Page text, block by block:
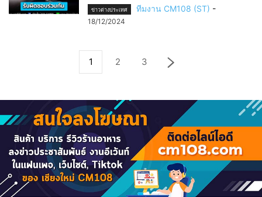
ข่าวต่างประเทศ ทีมงาน CM108 (ST) -
18/12/2024
1 2 3